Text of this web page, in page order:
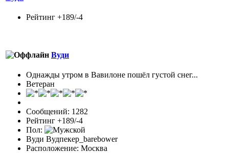
Рейтинг +189/-4
Вуди
Однажды утром в Вавилоне пошёл густой снег...
Ветеран
Сообщений: 1282
Рейтинг +189/-4
Пол:
Вуди Вудпекер_barebower
Расположение: Москва